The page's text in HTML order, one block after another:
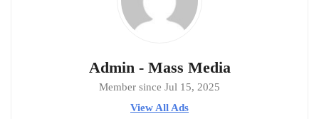
Admin - Mass Media
Member since Jul 15, 2025
View All Ads